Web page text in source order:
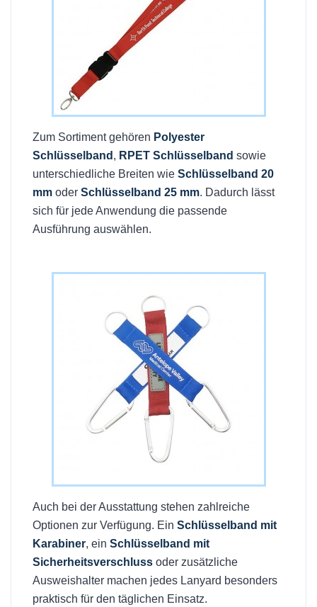
Zum Sortiment gehören Polyester
Schlüsselband , RPET Schlüsselband sowie
unterschiedliche Breiten wie Schlüsselband 20
mm oder Schlüsselband 25 mm. Dadurch lässt
sich für jede Anwendung die passende
Ausführung auswählen.
Auch bei der Ausstattung stehen zahlreiche
Optionen zur Verfügung. Ein Schlüsselband mit
Karabiner, ein Schlüsselband mit
Sicherheitsverschluss oder zusätzliche
Ausweishalter machen jedes Lanyard besonders
praktisch für den täglichen Einsatz.